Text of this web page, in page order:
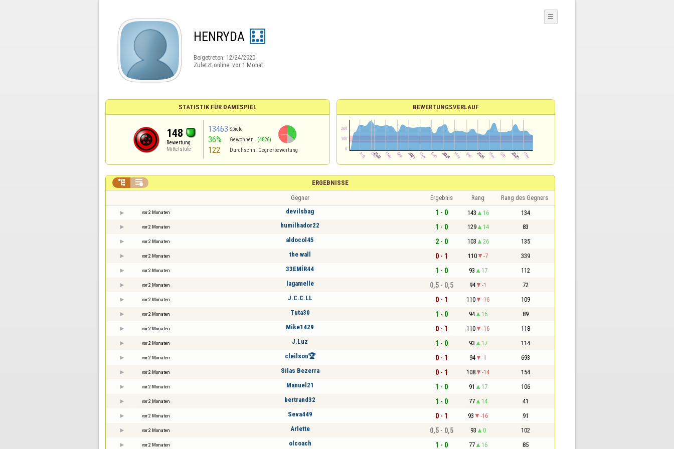
HENRYDA
Beigetreten: 12/24/2020
Zuletzt online: vor 1 Monat
☰
STATISTIK FÜR DAMESPIEL
148
Bewertung
Mittelstufe
13463 Spiele
36% Gewonnen (4826)
122 Durchschn. Gegnerbewertung
BEWERTUNGSVERLAUF
ERGEBNISSE
 
Gegner Ergebnis Rang Rang des Gegners
vor 2 Monaten devilsbag 1 - 0 143 16 134
vor 2 Monaten humilhador22 1 - 0 129 14 83
vor 2 Monaten aldocol45 2 - 0 103 26 135
vor 2 Monaten the wall 0 - 1 110 -7 339
vor 2 Monaten 33EMİR44 1 - 0 93 17 112
vor 2 Monaten lagamelle 0,5 - 0,5 94 -1 72
vor 2 Monaten J.C.C.LL 0 - 1 110 -16 109
vor 2 Monaten Tuta30 1 - 0 94 16 89
vor 2 Monaten Mike1429 0 - 1 110 -16 118
vor 2 Monaten J.Luz 1 - 0 93 17 114
vor 2 Monaten cleilson🏆 0 - 1 94 -1 693
vor 2 Monaten Silas Bezerra 0 - 1 108 -14 154
vor 2 Monaten Manuel21 1 - 0 91 17 106
vor 2 Monaten bertrand32 1 - 0 77 14 41
vor 2 Monaten Seva449 0 - 1 93 -16 91
vor 2 Monaten Arlette 0,5 - 0,5 93 0 102
vor 2 Monaten olcoach 1 - 0 77 16 85